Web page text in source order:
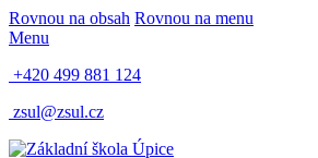
Rovnou na obsah Rovnou na menu
Menu
+420 499 881 124
zsul@zsul.cz